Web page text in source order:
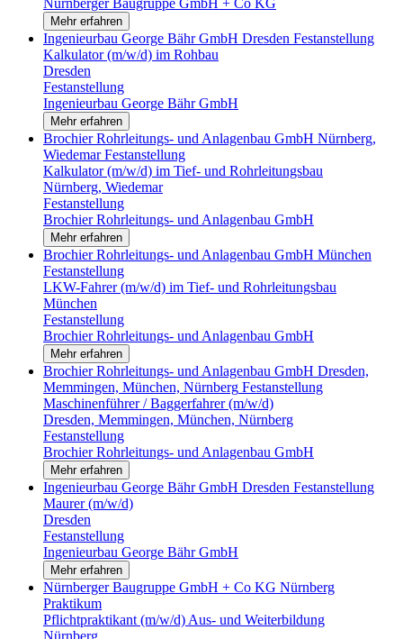
Mehr erfahren
Ingenieurbau George Bähr GmbH Dresden Festanstellung
Kalkulator (m/w/d) im Rohbau
Dresden
Festanstellung
Ingenieurbau George Bähr GmbH
Mehr erfahren
Brochier Rohrleitungs- und Anlagenbau GmbH Nürnberg,
Wiedemar Festanstellung
Kalkulator (m/w/d) im Tief- und Rohrleitungsbau
Nürnberg, Wiedemar
Festanstellung
Brochier Rohrleitungs- und Anlagenbau GmbH
Mehr erfahren
Brochier Rohrleitungs- und Anlagenbau GmbH München
Festanstellung
LKW-Fahrer (m/w/d) im Tief- und Rohrleitungsbau
München
Festanstellung
Brochier Rohrleitungs- und Anlagenbau GmbH
Mehr erfahren
Brochier Rohrleitungs- und Anlagenbau GmbH Dresden,
Memmingen, München, Nürnberg Festanstellung
Maschinenführer / Baggerfahrer (m/w/d)
Dresden, Memmingen, München, Nürnberg
Festanstellung
Brochier Rohrleitungs- und Anlagenbau GmbH
Mehr erfahren
Ingenieurbau George Bähr GmbH Dresden Festanstellung
Maurer (m/w/d)
Dresden
Festanstellung
Ingenieurbau George Bähr GmbH
Mehr erfahren
Nürnberger Baugruppe GmbH + Co KG Nürnberg
Praktikum
Pflichtpraktikant (m/w/d) Aus- und Weiterbildung
Nürnberg